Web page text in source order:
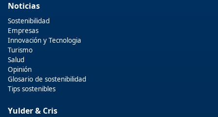
Noticias
Sostenibilidad
Empresas
Innovación y Tecnologia
Turismo
Salud
Opinión
Glosario de sostenibilidad
Tips sostenibles
Yulder & Cris